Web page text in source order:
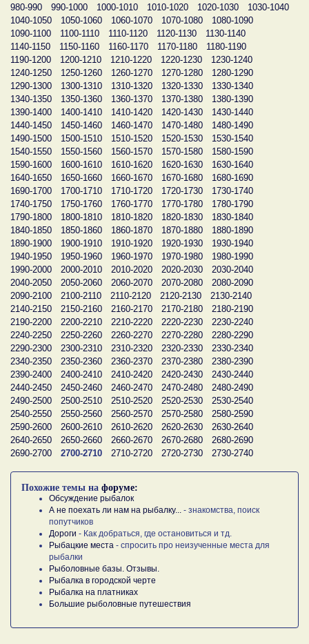
980-990
990-1000 1000-1010 1010-1020 1020-1030
1030-1040
1040-1050
1050-1060 1060-1070 1070-1080
1080-1090
1090-1100
1100-1110 1110-1120 1120-1130
1130-1140
1140-1150
1150-1160 1160-1170 1170-1180
1180-1190
1190-1200
1200-1210 1210-1220 1220-1230
1230-1240
1240-1250
1250-1260 1260-1270 1270-1280
1280-1290
1290-1300
1300-1310 1310-1320 1320-1330
1330-1340
1340-1350
1350-1360 1360-1370 1370-1380
1380-1390
1390-1400
1400-1410 1410-1420 1420-1430
1430-1440
1440-1450
1450-1460 1460-1470 1470-1480
1480-1490
1490-1500
1500-1510 1510-1520 1520-1530
1530-1540
1540-1550
1550-1560 1560-1570 1570-1580
1580-1590
1590-1600
1600-1610 1610-1620 1620-1630
1630-1640
1640-1650
1650-1660 1660-1670 1670-1680
1680-1690
1690-1700
1700-1710 1710-1720 1720-1730
1730-1740
1740-1750
1750-1760 1760-1770 1770-1780
1780-1790
1790-1800
1800-1810 1810-1820 1820-1830
1830-1840
1840-1850
1850-1860 1860-1870 1870-1880
1880-1890
1890-1900
1900-1910 1910-1920 1920-1930
1930-1940
1940-1950
1950-1960 1960-1970 1970-1980
1980-1990
1990-2000
2000-2010 2010-2020 2020-2030
2030-2040
2040-2050
2050-2060 2060-2070 2070-2080
2080-2090
2090-2100
2100-2110 2110-2120 2120-2130
2130-2140
2140-2150
2150-2160 2160-2170 2170-2180
2180-2190
2190-2200
2200-2210 2210-2220 2220-2230
2230-2240
2240-2250
2250-2260 2260-2270 2270-2280
2280-2290
2290-2300
2300-2310 2310-2320 2320-2330
2330-2340
2340-2350
2350-2360 2360-2370 2370-2380
2380-2390
2390-2400
2400-2410 2410-2420 2420-2430
2430-2440
2440-2450
2450-2460 2460-2470 2470-2480
2480-2490
2490-2500
2500-2510 2510-2520 2520-2530
2530-2540
2540-2550
2550-2560 2560-2570 2570-2580
2580-2590
2590-2600
2600-2610 2610-2620 2620-2630
2630-2640
2640-2650
2650-2660 2660-2670 2670-2680
2680-2690
2690-2700
2700-2710 2710-2720 2720-2730 2730-2740
Похожие темы на форуме:
Обсуждение рыбалок
А не поехать ли нам на рыбалку...
- знакомства, поиск
попутчиков
Дороги - Как добраться, где остановиться и тд.
Рыбацкие места - спросить про неизученные места для
рыбалки
Рыболовные базы. Отзывы.
Рыбалка в городской черте
Рыбалка на платниках
Большие рыболовные путешествия